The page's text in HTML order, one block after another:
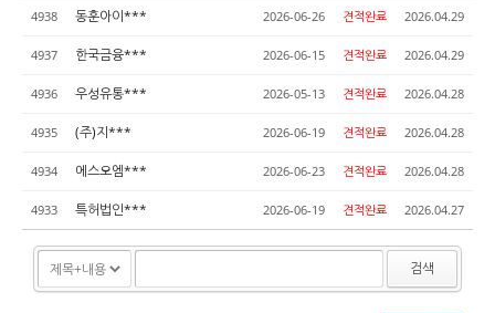
4938 동훈아이*** 2026-06-26 견적완료 2026.04.29
4937 한국금융*** 2026-06-15 견적완료 2026.04.29
4936 우성유통*** 2026-05-13 견적완료 2026.04.28
4935 (주)지*** 2026-06-19 견적완료 2026.04.28
4934 에스오엠*** 2026-06-23 견적완료 2026.04.28
4933 특허법인*** 2026-06-19 견적완료 2026.04.27
검색